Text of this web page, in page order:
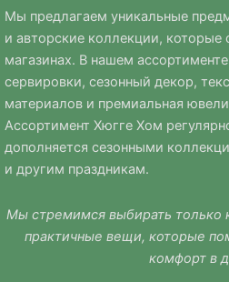
Мы предлагаем уникальные
и авторские коллекции, которые
магазинах. В нашем
сервировки, сезонный декор,
материалов и премиальная
Ассортимент Хюгге Хом
дополняется сезонными
и другим праздникам.
Мы стремимся выбирать только
практичные вещи, которые
комфорт в